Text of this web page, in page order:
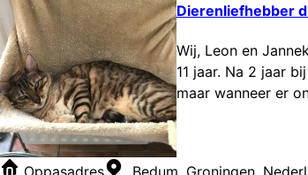
Dierenliefhebber
Wij, Leon en
11 jaar. Na 2 jaar
maar wanneer er